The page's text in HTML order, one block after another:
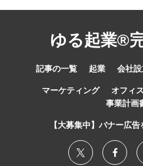
ゆる起業®
記事の一覧 起業 会社
マーケティング オフィ
事業計画
【大募集中】バナー広